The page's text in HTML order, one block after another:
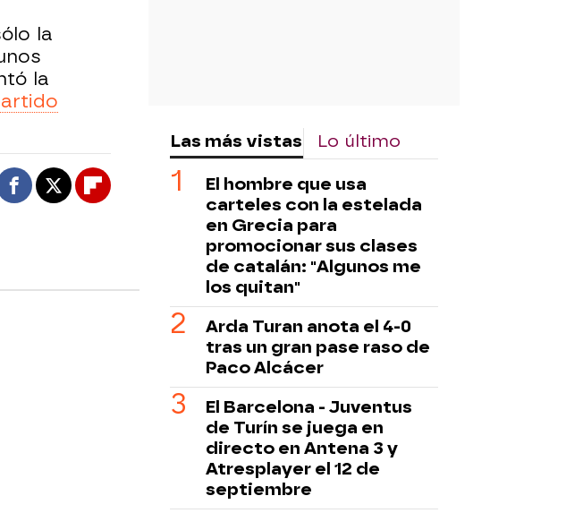
la
la
Facebook
X Flipboard
Las más vistas Lo último
El hombre que usa
carteles con la estelada
en Grecia para
promocionar sus clases
de catalán: "Algunos me
los quitan"
Arda Turan anota el 4-0
tras un gran pase raso de
Paco Alcácer
El Barcelona - Juventus
de Turín se juega en
directo en Antena 3 y
Atresplayer el 12 de
septiembre